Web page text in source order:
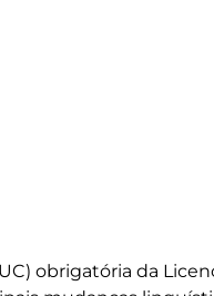
obrigatória da